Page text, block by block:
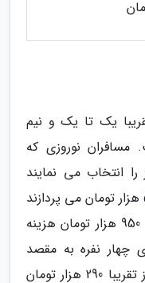
یک تا یک و نیم
مسافران نوروزی که
انتخاب می نمایند
بابت بلیط بیزینس یک میلیون و 500 هزار تومان می پردازند
و این رقم برای سایر پرواز ها حدود 950 هزار تومان هزینه
چهار نفره به مقصد
شیراز از مبدا تهران در تعطیلات نوروز تقریبا 290 هزار تومان